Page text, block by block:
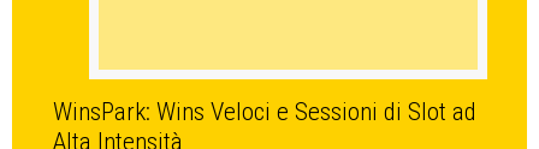
WinsPark: Wins Veloci e Sessioni di Slot ad
Alta Intensità